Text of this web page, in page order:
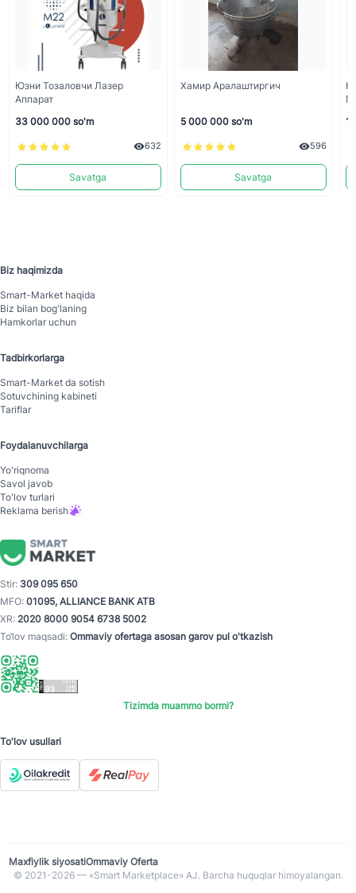
Юзни Тозаловчи Лазер
Аппарат
33 000 000 so'm
632
Savatga
Хамир Аралаштиргич
5 000 000 so'm
596
Savatga
Biz haqimizda
Smart-Mаrket haqida
Biz bilan bog'laning
Hamkorlar uchun
Tadbirkorlarga
Smart-Mаrket da sotish
Sotuvchining kabineti
Tariflar
Foydalanuvchilarga
Yo'riqnoma
Savol javob
To'lov turlari
Reklama berish
Stir: 309 095 650
MFO: 01095, ALLIANCE BANK ATB
XR: 2020 8000 9054 6738 5002
To‘lov maqsadi: Ommaviy ofertaga asosan garov pul o'tkazish
Tizimda muammo bormi?
To'lov usullari
Maxfiylik siyosatiOmmaviy Oferta
© 2021-2026 — «Smart Marketplace» AJ. Barcha huquqlar himoyalangan.